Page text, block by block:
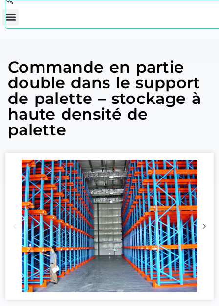
Commande en partie
double dans le support
de palette – stockage à
haute densité de
palette